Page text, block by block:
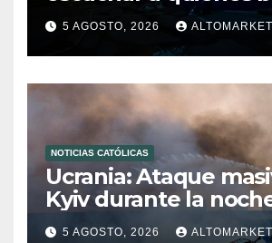
la guerra
5 AGOSTO, 2026
NOTICIAS CATÓLICAS
Ucrania: Ataque
Kyiv durante la
5 AGOSTO, 2026